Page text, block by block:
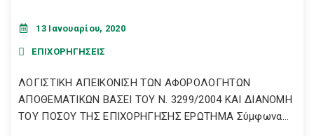
13 Ιανουαρίου, 2020
ΕΠΙΧΟΡΗΓΗΣΕΙΣ
ΛΟΓΙΣΤΙΚΗ ΑΠΕΙΚΟΝΙΣΗ ΤΩΝ ΑΦΟΡΟΛΟΓΗΤΩΝ
ΑΠΟΘΕΜΑΤΙΚΩΝ ΒΑΣΕΙ ΤΟΥ N. 3299/2004 ΚΑΙ ΔΙΑΝΟΜΗ
ΤΟΥ ΠΟΣΟΥ ΤΗΣ ΕΠΙΧΟΡΗΓΗΣΗΣ ΕΡΩΤΗΜΑ Σύμφωνα...